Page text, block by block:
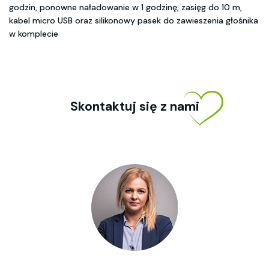
godzin, ponowne naładowanie w 1 godzinę, zasięg do 10 m,
kabel micro USB oraz silikonowy pasek do zawieszenia głośnika
w komplecie
Skontaktuj się z nami